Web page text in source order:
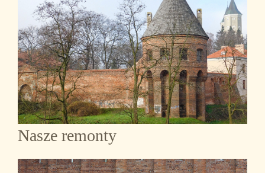
Nasze remonty